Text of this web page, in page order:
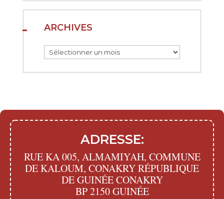
ARCHIVES
Archives
ADRESSE:
RUE KA 005, ALMAMIYAH, COMMUNE
DE KALOUM, CONAKRY RÉPUBLIQUE
DE GUINÉE CONAKRY
BP 2150 GUINÉE